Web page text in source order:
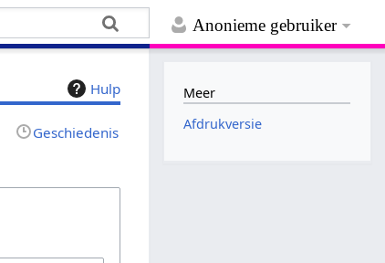
Anonieme gebruiker
Hulp
Geschiedenis
Meer
Afdrukversie